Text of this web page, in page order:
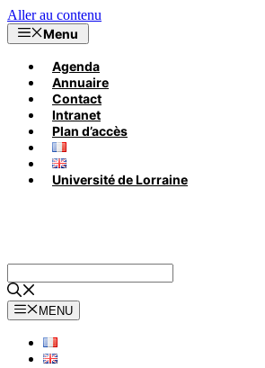
Aller au contenu
Menu
Agenda
Annuaire
Contact
Intranet
Plan d’accès
Université de Lorraine
MENU